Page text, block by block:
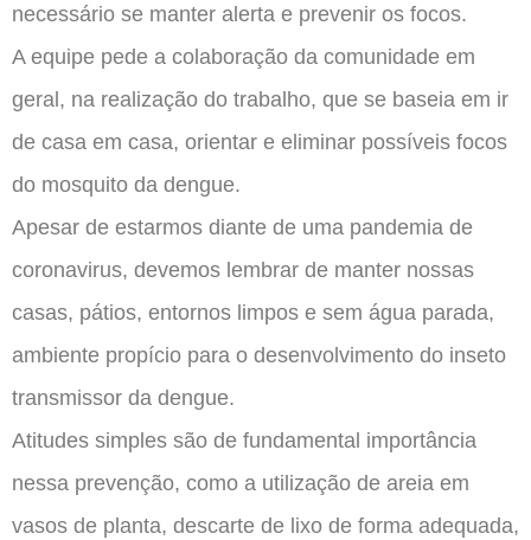
necessário se manter alerta e prevenir os focos.
A equipe pede a colaboração da comunidade em
geral, na realização do trabalho, que se baseia em ir
de casa em casa, orientar e eliminar possíveis focos
do mosquito da dengue.
Apesar de estarmos diante de uma pandemia de
coronavirus, devemos lembrar de manter nossas
casas, pátios, entornos limpos e sem água parada,
ambiente propício para o desenvolvimento do inseto
transmissor da dengue.
Atitudes simples são de fundamental importância
nessa prevenção, como a utilização de areia em
vasos de planta, descarte de lixo de forma adequada,